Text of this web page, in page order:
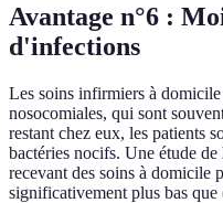
Avantage n°6 :
d'infections
Les soins infirmiers à
nosocomiales, qui sont
restant chez eux, les patients
bactéries nocifs. Une étude de
recevant des soins à domicile
significativement plus bas que